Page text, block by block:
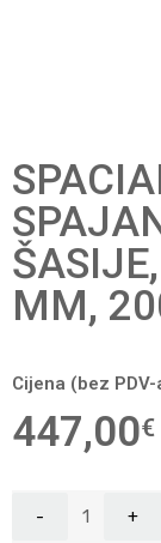
MM,
Cijena (bez PDV-
447,00€